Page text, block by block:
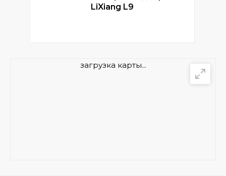
LiXiang L9
загрузка карты...